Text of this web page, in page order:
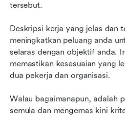
tersebut.
Deskripsi kerja yang jelas dan
meningkatkan peluang anda
selaras dengan objektif anda.
memastikan kesesuaian yang
dua pekerja dan organisasi.
Walau bagaimanapun, adalah
semula dan mengemas kini